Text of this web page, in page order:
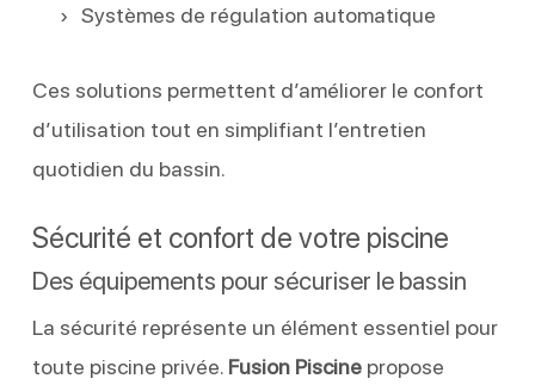
Systèmes de régulation automatique
Ces solutions permettent d’améliorer le confort
d’utilisation tout en simplifiant l’entretien
quotidien du bassin.
Sécurité et confort de votre piscine
Des équipements pour sécuriser le bassin
La sécurité représente un élément essentiel pour
toute piscine privée. Fusion Piscinepropose